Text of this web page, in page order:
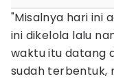
"Misalnya hari ini
ini dikelola lalu
waktu itu datang
sudah terbentuk,